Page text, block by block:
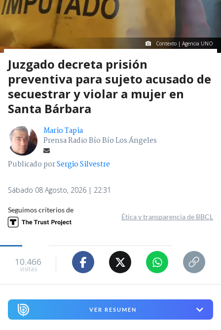
Contexto | Agencia UNO
Juzgado decreta prisión
preventiva para sujeto acusado de
secuestrar y violar a mujer en
Santa Bárbara
Mario Tapia
Prensa Radio Bío Bío Los Ángeles
Publicado porSergio Silvestre
Sábado 08 Agosto, 2026 | 22:31
Seguimos criterios de
Ética y transparencia de BBCL
10.466
visitas
VER RESUMEN